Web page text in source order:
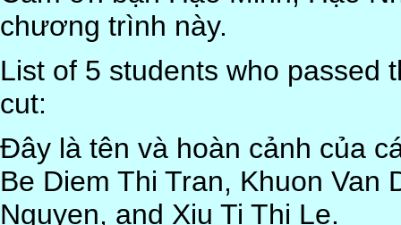
chương trình này.
List of 5 students who passed
cut:
Đây là tên và hoàn cảnh của
Be Diem Thi Tran, Khuon Van
Nguyen, and Xiu Ti Thi Le.